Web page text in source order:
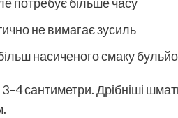
не вимагає зусиль
насиченого смаку
сантиметри. Дрібніші